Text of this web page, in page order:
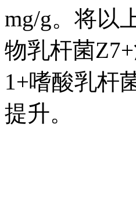
mg/g。将以
物乳杆菌
1+嗜酸乳杆
提升。